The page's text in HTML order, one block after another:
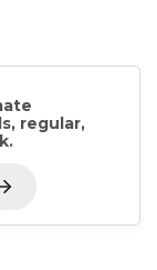
regular,